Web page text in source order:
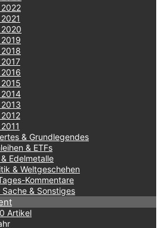
& Grundlegendes
& ETFs
Edelmetalle
& Weltgeschehen
Kommentare
Sache & Sonstiges
Artikel